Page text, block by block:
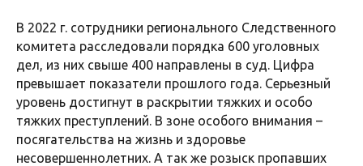
В 2022 г. сотрудники регионального Следственного
комитета расследовали порядка 600 уголовных
дел, из них свыше 400 направлены в суд. Цифра
превышает показатели прошлого года. Серьезный
уровень достигнут в раскрытии тяжких и особо
тяжких преступлений. В зоне особого внимания –
посягательства на жизнь и здоровье
несовершеннолетних. А так же розыск пропавших